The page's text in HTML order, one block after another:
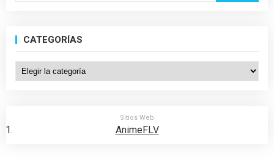
CATEGORÍAS
Categorías
Sitios Web
AnimeFLV